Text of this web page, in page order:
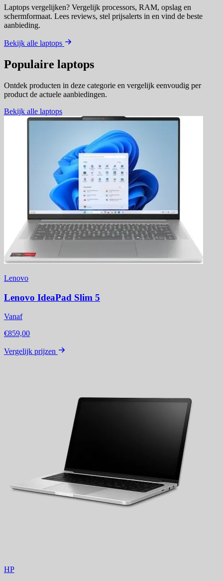
Laptops vergelijken? Vergelijk processors, RAM, opslag en
schermformaat. Lees reviews, stel prijsalerts in en vind de beste
aanbieding.
Bekijk alle laptops
Populaire laptops
Ontdek producten in deze categorie en vergelijk eenvoudig per
product de actuele aanbiedingen.
Bekijk alle laptops
Lenovo
Lenovo IdeaPad Slim 5
Vanaf
€859,00
Vergelijk prijzen
HP